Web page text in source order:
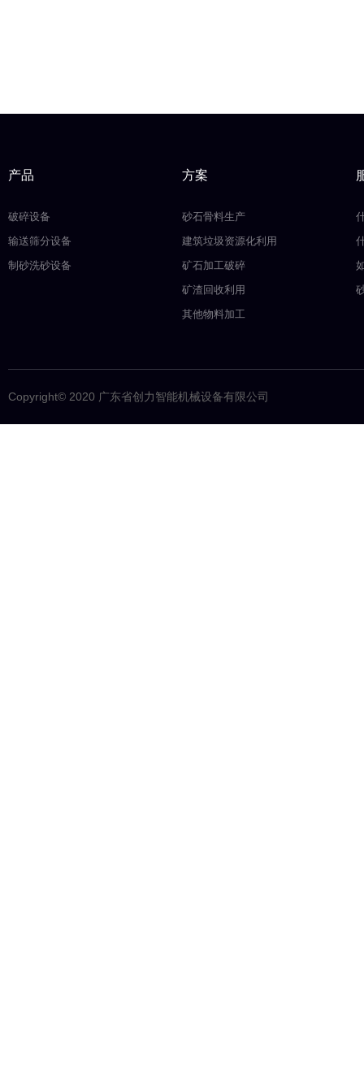
产品
破碎设备
输送筛分设备
制砂洗砂设备
方案
砂石骨料生产
建筑垃圾资源化利用
矿石加工破碎
矿渣回收利用
其他物料加工
Copyright© 2020 广东省创力智能机械设备有限公司